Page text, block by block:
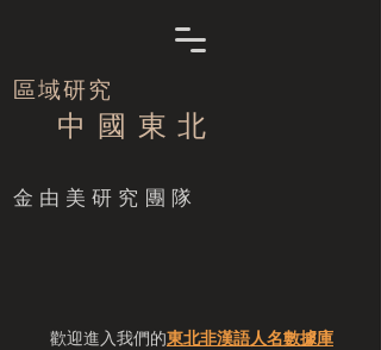
區域研究
中 國 東 北
​金由美研究團隊
歡迎進入我們的東北非漢語人名數據庫